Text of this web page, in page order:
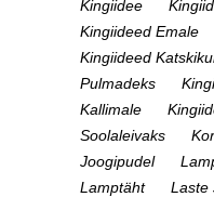
Kingiidee
Kingiideed Emale
Kingiideed
Pulmadeks
Kallimale
Soolaleivaks
Joogipudel
Lamptäht
Laste